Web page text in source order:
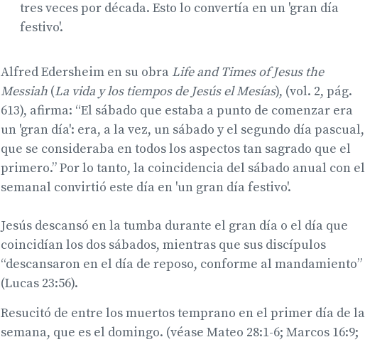
tres veces por década. Esto lo convertía en un 'gran día
festivo'.
Alfred Edersheim en su obra Life and Times of Jesus the
Messiah(La vida y los tiempos de Jesús el Mesías), (vol. 2, pág.
613), afirma: “El sábado que estaba a punto de comenzar era
un 'gran día': era, a la vez, un sábado y el segundo día pascual,
que se consideraba en todos los aspectos tan sagrado que el
primero.” Por lo tanto, la coincidencia del sábado anual con el
semanal convirtió este día en 'un gran día festivo'.
Jesús descansó en la tumba durante el gran día o el día que
coincidían los dos sábados, mientras que sus discípulos
“descansaron en el día de reposo, conforme al mandamiento”
(Lucas 23:56).
Resucitó de entre los muertos temprano en el primer día de la
semana, que es el domingo. (véase Mateo 28:1-6; Marcos 16:9;